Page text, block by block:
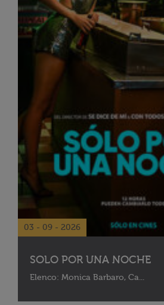
03 - 09 - 2026
SOLO POR UNA NOCHE
Elenco: Monica Barbaro, Ca...